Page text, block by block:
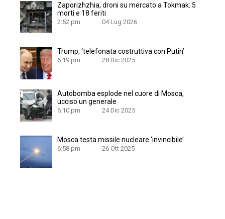
Zaporizhzhia, droni su mercato a Tokmak: 5
morti e 18 feriti
2:52 pm 04 Lug 2026
Trump, ‘telefonata costruttiva con Putin’
6:19 pm 28 Dic 2025
Autobomba esplode nel cuore di Mosca,
ucciso un generale
6:10 pm 24 Dic 2025
Mosca testa missile nucleare ‘invincibile’
6:58 pm 26 Ott 2025